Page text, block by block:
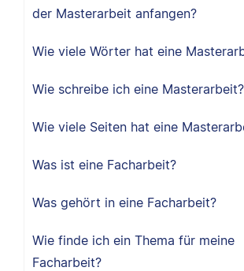
der Masterarbeit anfangen?
Wie viele Wörter hat eine
Wie schreibe ich eine Masterarbeit?
Wie viele Seiten hat eine
Was ist eine Facharbeit?
Was gehört in eine Facharbeit?
Wie finde ich ein Thema für meine
Facharbeit?